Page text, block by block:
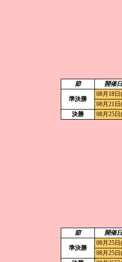
節 開催日
準決勝
08月18
08月21
決勝
08月25
節 開催日
準決勝
08月25
08月25